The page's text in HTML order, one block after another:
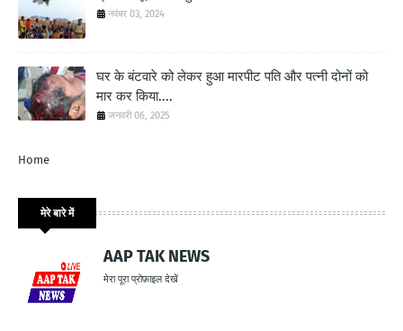
नवंबर 03, 2024
घर के बंटवारे को लेकर हुआ मारपीट पति और पत्नी दोनों को
मार कर किया....
जनवरी 06, 2025
Home
मेरे बारे में
AAP TAK NEWS
मेरा पूरा प्रोफ़ाइल देखें